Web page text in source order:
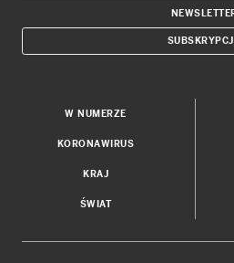
W NUMERZE
KORONAWIRUS
KRAJ
ŚWIAT